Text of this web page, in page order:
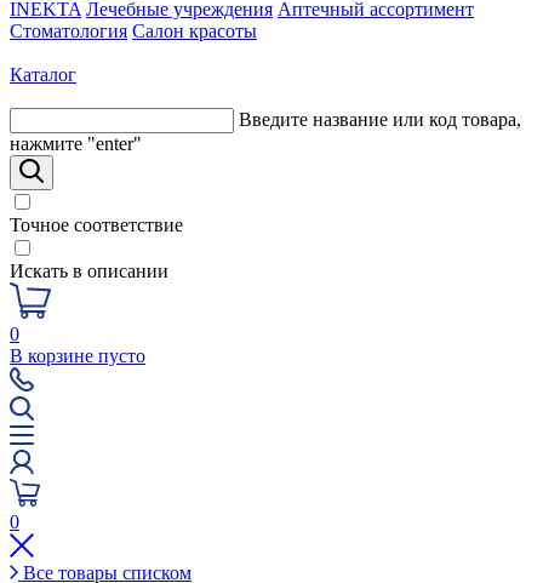
INEKTA Лечебные учреждения Аптечный ассортимент
Стоматология Салон красоты
Каталог
Введите название или код товара,
нажмите "enter"
Точное соответствие
Искать в описании
0
В корзине пусто
0
Все товары списком